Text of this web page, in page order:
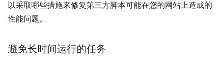
以采取哪些措施来修复第三方脚本可能在您的网站上造成的
性能问题。
避免长时间运行的任务